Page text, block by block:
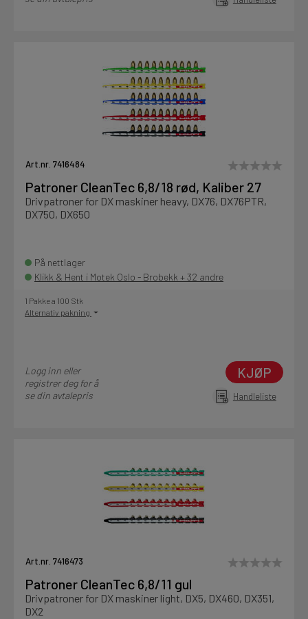
Art.nr. 7416484
Patroner CleanTec 6,8/18 rød, Kaliber 27
Drivpatroner for DX maskiner heavy, DX76, DX76PTR,
DX750, DX650
På nettlager
Klikk & Hent i Motek Oslo - Brobekk + 32 andre
1 Pakke a 100 Stk
Alternativ pakning
Logg inn eller
registrer deg for å
se din avtalepris
KJØP
Handleliste
Art.nr. 7416473
Patroner CleanTec 6,8/11 gul
Drivpatroner for DX maskiner light, DX5, DX460, DX351,
DX2